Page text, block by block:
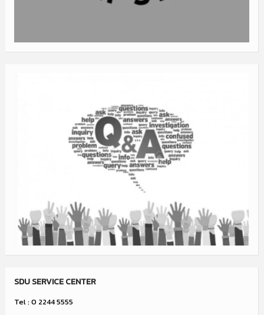
SDU SERVICE CENTER
Tel : 0 2244 5555